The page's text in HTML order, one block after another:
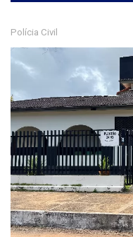
Polícia Civil